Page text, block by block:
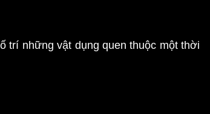
trí những vật dụng quen thuộc một thời